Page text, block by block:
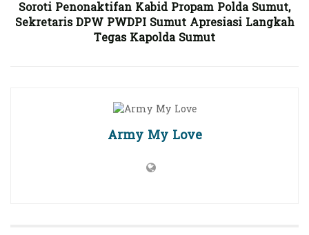
Soroti Penonaktifan Kabid Propam Polda Sumut,
Sekretaris DPW PWDPI Sumut Apresiasi Langkah
Tegas Kapolda Sumut
Army My Love